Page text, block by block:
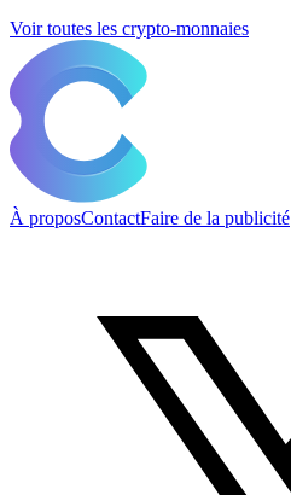
Voir toutes les crypto-monnaies
À proposContactFaire de la publicité